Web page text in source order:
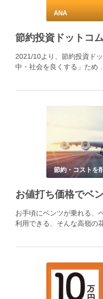
ANA
節約投資ドットコ
2021/10より、節約投資ド
中・社会を良くする」ため …
節約・コストを
お手頃にベンツが乗れる、
利用できる、そんな高嶺の